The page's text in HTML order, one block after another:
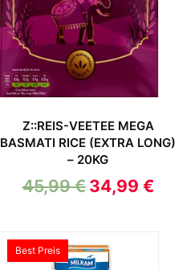
Z::REIS-VEETEE MEGA
BASMATI RICE (EXTRA LONG)
– 20KG
45,99€ 34,99 €
Best Preis